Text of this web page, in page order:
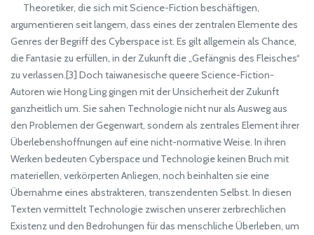
Theoretiker, die sich mit Science-Fiction beschäftigen,
argumentieren seit langem, dass eines der zentralen Elemente des
Genres der Begriff des Cyberspace ist. Es gilt allgemein als Chance,
die Fantasie zu erfüllen, in der Zukunft die „Gefängnis des Fleisches“
zu verlassen.[3] Doch taiwanesische queere Science-Fiction-
Autoren wie Hong Ling gingen mit der Unsicherheit der Zukunft
ganzheitlich um. Sie sahen Technologie nicht nur als Ausweg aus
den Problemen der Gegenwart, sondern als zentrales Element ihrer
Überlebenshoffnungen auf eine nicht-normative Weise. In ihren
Werken bedeuten Cyberspace und Technologie keinen Bruch mit
materiellen, verkörperten Anliegen, noch beinhalten sie eine
Übernahme eines abstrakteren, transzendenten Selbst. In diesen
Texten vermittelt Technologie zwischen unserer zerbrechlichen
Existenz und den Bedrohungen für das menschliche Überleben, um